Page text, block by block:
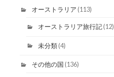
オーストラリア (113)
オーストラリア旅行記(12)
未分類(4)
その他の国 (136)